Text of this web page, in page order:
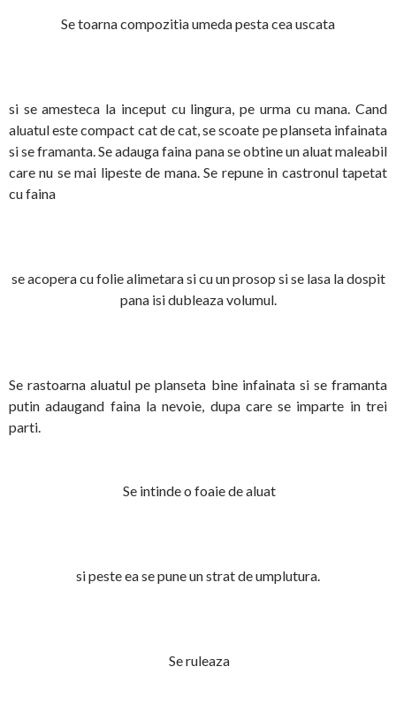
Se toarna compozitia umeda pesta cea uscata
si se amesteca la inceput cu lingura, pe urma cu mana. Cand
aluatul este compact cat de cat, se scoate pe planseta infainata
si se framanta. Se adauga faina pana se obtine un aluat maleabil
care nu se mai lipeste de mana. Se repune in castronul tapetat
cu faina
se acopera cu folie alimetara si cu un prosop si se lasa la dospit
pana isi dubleaza volumul.
Se rastoarna aluatul pe planseta bine infainata si se framanta
putin adaugand faina la nevoie, dupa care se imparte in trei
parti.
Se intinde o foaie de aluat
si peste ea se pune un strat de umplutura.
Se ruleaza